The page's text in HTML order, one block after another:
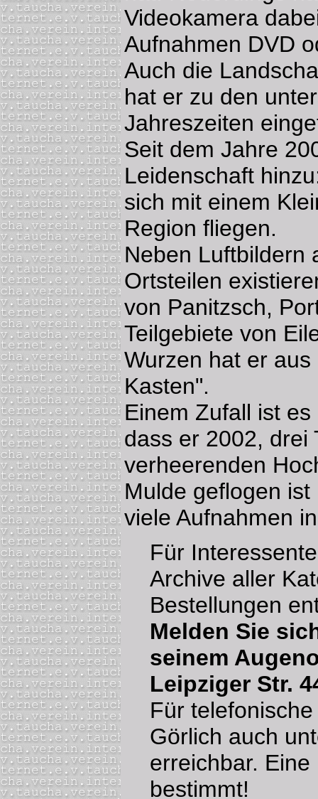
Videokamera
Aufnahmen DVD
Auch die
hat er zu den
Jahreszeiten
Seit dem Jahre
Leidenschaft
sich mit einem
Region fliegen.
Neben Luftbildern
Ortsteilen
von Panitzsch,
Teilgebiete von
Wurzen hat er
Kasten".
Einem Zufall ist
dass er 2002, drei
verheerenden
Mulde geflogen
viele Aufnahmen
Für
Archive aller
Bestellungen
Melden Sie
seinem
Leipziger Str.
Für
Görlich auch
erreichbar.
bestimmt!